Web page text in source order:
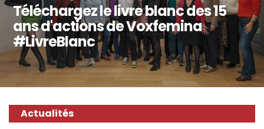
Téléchargez le livre blanc des 15
ans d'actions de Voxfemina
#LivreBlanc
Actualités